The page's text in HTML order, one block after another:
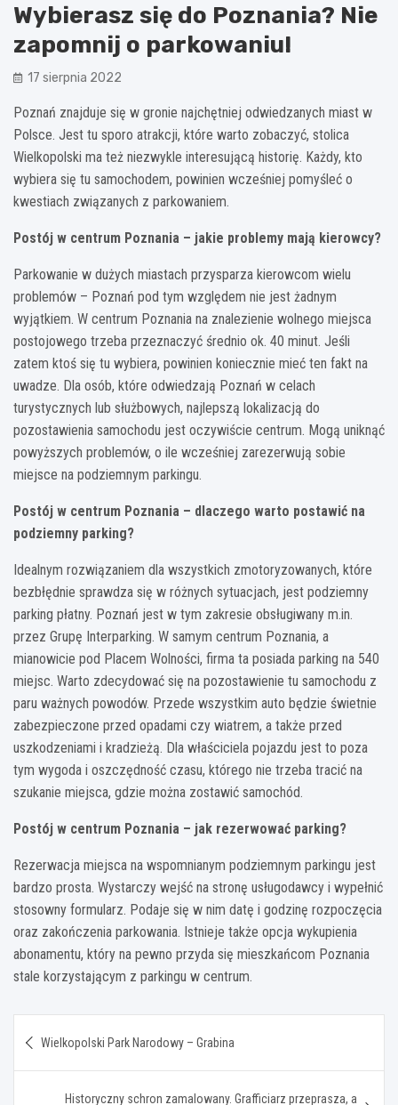
Wybierasz się do Poznania? Nie
zapomnij o parkowaniu!
17 sierpnia 2022
Poznań znajduje się w gronie najchętniej odwiedzanych miast w
Polsce. Jest tu sporo atrakcji, które warto zobaczyć, stolica
Wielkopolski ma też niezwykle interesującą historię. Każdy, kto
wybiera się tu samochodem, powinien wcześniej pomyśleć o
kwestiach związanych z parkowaniem.
Postój w centrum Poznania – jakie problemy mają kierowcy?
Parkowanie w dużych miastach przysparza kierowcom wielu
problemów – Poznań pod tym względem nie jest żadnym
wyjątkiem. W centrum Poznania na znalezienie wolnego miejsca
postojowego trzeba przeznaczyć średnio ok. 40 minut. Jeśli
zatem ktoś się tu wybiera, powinien koniecznie mieć ten fakt na
uwadze. Dla osób, które odwiedzają Poznań w celach
turystycznych lub służbowych, najlepszą lokalizacją do
pozostawienia samochodu jest oczywiście centrum. Mogą uniknąć
powyższych problemów, o ile wcześniej zarezerwują sobie
miejsce na podziemnym parkingu.
Postój w centrum Poznania – dlaczego warto postawić na
podziemny parking?
Idealnym rozwiązaniem dla wszystkich zmotoryzowanych, które
bezbłędnie sprawdza się w różnych sytuacjach, jest podziemny
parking płatny. Poznań jest w tym zakresie obsługiwany m.in.
przez Grupę Interparking. W samym centrum Poznania, a
mianowicie pod Placem Wolności, firma ta posiada parking na 540
miejsc. Warto zdecydować się na pozostawienie tu samochodu z
paru ważnych powodów. Przede wszystkim auto będzie świetnie
zabezpieczone przed opadami czy wiatrem, a także przed
uszkodzeniami i kradzieżą. Dla właściciela pojazdu jest to poza
tym wygoda i oszczędność czasu, którego nie trzeba tracić na
szukanie miejsca, gdzie można zostawić samochód.
Postój w centrum Poznania – jak rezerwować parking?
Rezerwacja miejsca na wspomnianym podziemnym parkingu jest
bardzo prosta. Wystarczy wejść na stronę usługodawcy i wypełnić
stosowny formularz. Podaje się w nim datę i godzinę rozpoczęcia
oraz zakończenia parkowania. Istnieje także opcja wykupienia
abonamentu, który na pewno przyda się mieszkańcom Poznania
stale korzystającym z parkingu w centrum.
wpisu
Wielkopolski Park Narodowy – Grabina
Historyczny schron zamalowany. Grafficiarz przeprasza, a